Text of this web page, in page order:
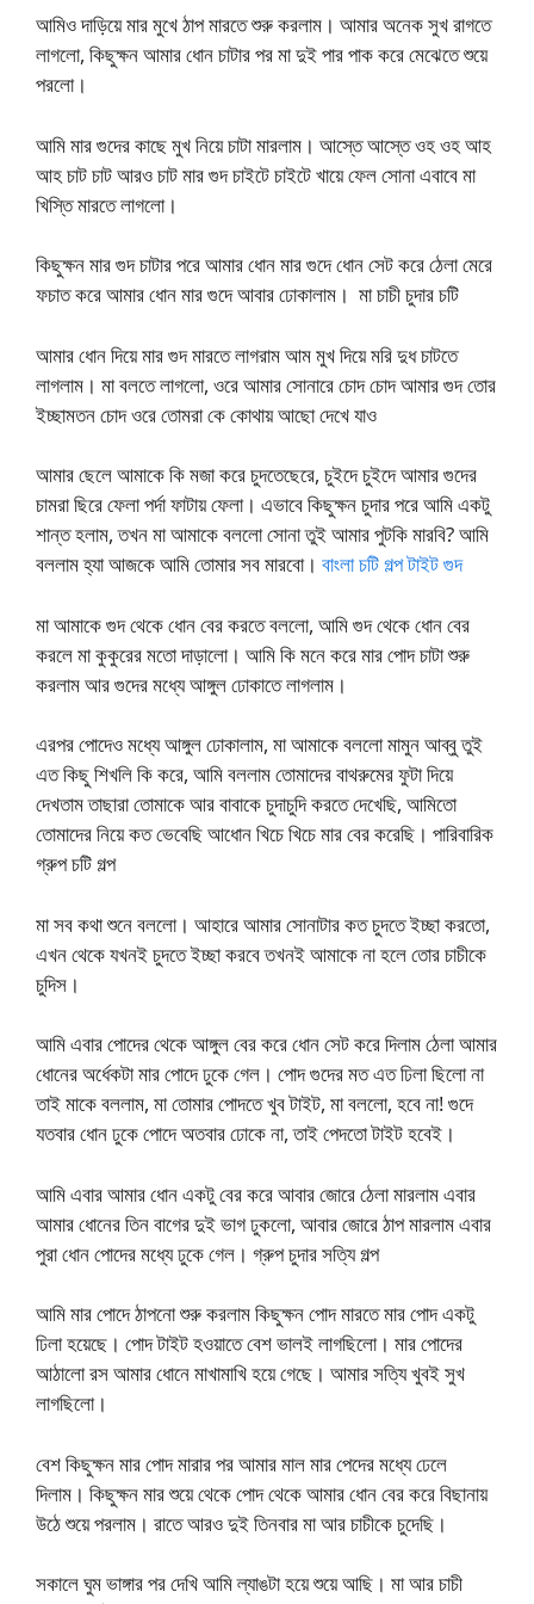
আমিও দাড়িয়ে মার মুখে ঠাপ মারতে শুরু করলাম। আমার অনেক সুখ রাগতে
লাগলো, কিছুক্ষন আমার ধোন চাটার পর মা দুই পার পাক করে মেঝেতে শুয়ে
পরলো।
আমি মার গুদের কাছে মুখ নিয়ে চাটা মারলাম। আস্তে আস্তে ওহ ওহ আহ
আহ চাট চাট আরও চাট মার গুদ চাইটে চাইটে খায়ে ফেল সোনা এবাবে মা
খিস্তি মারতে লাগলো।
কিছুক্ষন মার গুদ চাটার পরে আমার ধোন মার গুদে ধোন সেট করে ঠেলা মেরে
ফচাত করে আমার ধোন মার গুদে আবার ঢোকালাম। মা চাচী চুদার চটি
আমার ধোন দিয়ে মার গুদ মারতে লাগরাম আম মুখ দিয়ে মরি দুধ চাটতে
লাগলাম। মা বলতে লাগলো, ওরে আমার সোনারে চোদ চোদ আমার গুদ তোর
ইচ্ছামতন চোদ ওরে তোমরা কে কোথায় আছো দেখে যাও
আমার ছেলে আমাকে কি মজা করে চুদতেছেরে, চুইদে চুইদে আমার গুদের
চামরা ছিরে ফেলা পর্দা ফাটায় ফেলা। এভাবে কিছুক্ষন চুদার পরে আমি একটু
শান্ত হলাম, তখন মা আমাকে বললো সোনা তুই আমার পুটকি মারবি? আমি
বললাম হ্যা আজকে আমি তোমার সব মারবো। বাংলা চটি গল্প টাইট গুদ
মা আমাকে গুদ থেকে ধোন বের করতে বললো, আমি গুদ থেকে ধোন বের
করলে মা কুকুরের মতো দাড়ালো। আমি কি মনে করে মার পোদ চাটা শুরু
করলাম আর গুদের মধ্যে আঙ্গুল ঢোকাতে লাগলাম।
এরপর পোদেও মধ্যে আঙ্গুল ঢোকালাম, মা আমাকে বললো মামুন আব্বু তুই
এত কিছু শিখলি কি করে, আমি বললাম তোমাদের বাথরুমের ফুটা দিয়ে
দেখতাম তাছারা তোমাকে আর বাবাকে চুদাচুদি করতে দেখেছি, আমিতো
তোমাদের নিয়ে কত ভেবেছি আধোন খিচে খিচে মার বের করেছি। পারিবারিক
গ্রুপ চটি গল্প
মা সব কথা শুনে বললো। আহারে আমার সোনাটার কত চুদতে ইচ্ছা করতো,
এখন থেকে যখনই চুদতে ইচ্ছা করবে তখনই আমাকে না হলে তোর চাচীকে
চুদিস।
আমি এবার পোদের থেকে আঙ্গুল বের করে ধোন সেট করে দিলাম ঠেলা আমার
ধোনের অর্ধেকটা মার পোদে ঢুকে গেল। পোদ গুদের মত এত ঢিলা ছিলো না
তাই মাকে বললাম, মা তোমার পোদতে খুব টাইট, মা বললো, হবে না! গুদে
যতবার ধোন ঢুকে পোদে অতবার ঢোকে না, তাই পেদতো টাইট হবেই।
আমি এবার আমার ধোন একটু বের করে আবার জোরে ঠেলা মারলাম এবার
আমার ধোনের তিন বাগের দুই ভাগ ঢুকলো, আবার জোরে ঠাপ মারলাম এবার
পুরা ধোন পোদের মধ্যে ঢুকে গেল। গ্রুপ চুদার সত্যি গল্প
আমি মার পোদে ঠাপনো শুরু করলাম কিছুক্ষন পোদ মারতে মার পোদ একটু
ঢিলা হয়েছে। পোদ টাইট হওয়াতে বেশ ভালই লাগছিলো। মার পোদের
আঠালো রস আমার ধোনে মাখামাখি হয়ে গেছে। আমার সত্যি খুবই সুখ
লাগছিলো।
বেশ কিছুক্ষন মার পোদ মারার পর আমার মাল মার পেদের মধ্যে ঢেলে
দিলাম। কিছুক্ষন মার শুয়ে থেকে পোদ থেকে আমার ধোন বের করে বিছানায়
উঠে শুয়ে পরলাম। রাতে আরও দুই তিনবার মা আর চাচীকে চুদেছি।
সকালে ঘুম ভাঙ্গার পর দেখি আমি ল্যাঙটা হয়ে শুয়ে আছি। মা আর চাচী